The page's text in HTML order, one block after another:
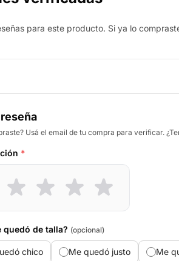
para este producto. Si ya lo
Usá el email de tu compra para verificar.
*
quedó de talla? (opcional)
chico Me quedó justo Me